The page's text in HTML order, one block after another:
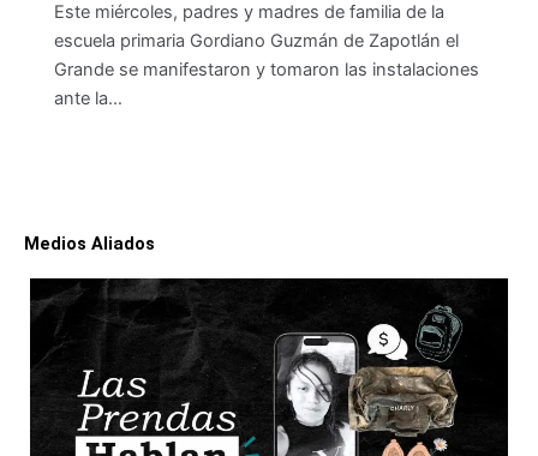
Este miércoles, padres y madres de familia de la
escuela primaria Gordiano Guzmán de Zapotlán el
Grande se manifestaron y tomaron las instalaciones
ante la…
Medios Aliados